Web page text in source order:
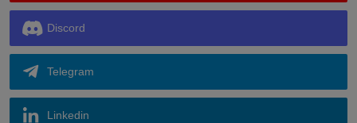
Discord
Telegram
Linkedin